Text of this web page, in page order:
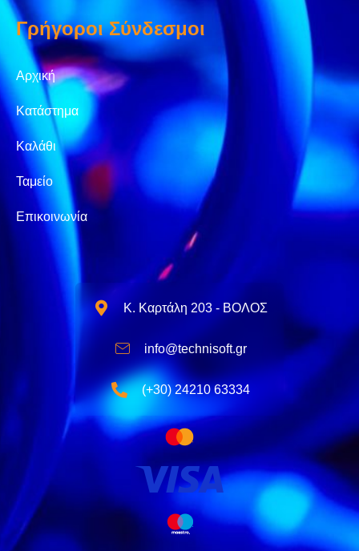
Γρήγοροι Σύνδεσμοι
Αρχική
Κατάστημα
Καλάθι
Ταμείο
Επικοινωνία
Κ. Καρτάλη 203 - ΒΟΛΟΣ
info@technisoft.gr
(+30) 24210 63334